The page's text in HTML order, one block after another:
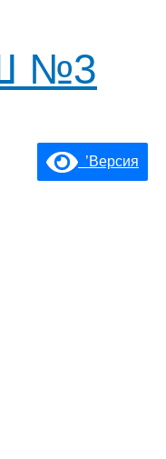
№3
’Версия